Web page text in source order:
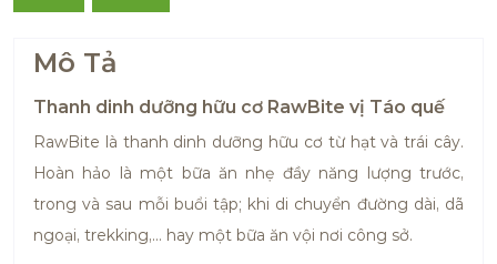
Mô Tả
Thanh dinh dưỡng hữu cơ RawBite vị Táo quế
RawBite là thanh dinh dưỡng hữu cơ từ hạt và trái cây.
Hoàn hảo là một bữa ăn nhẹ đầy năng lượng trước,
trong và sau mỗi buổi tập; khi di chuyển đường dài, dã
ngoại, trekking,… hay một bữa ăn vội nơi công sở.